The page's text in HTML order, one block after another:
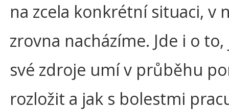
na zcela konkrétní situaci, v
zrovna nacházíme. Jde i o
své zdroje umí v průběhu
rozložit a jak s bolestmi